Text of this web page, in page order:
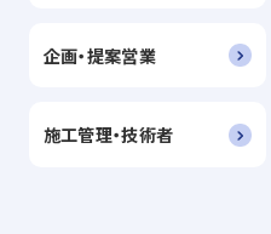
企画・提案営業
施工管理・技術者